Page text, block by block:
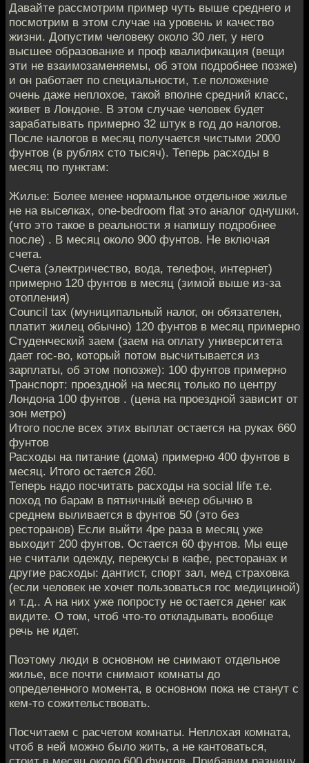
Давайте рассмотрим пример чуть выше среднего и
посмотрим в этом случае на уровень и качество
жизни. Допустим человеку около 30 лет, у него
высшее образование и проф квалификация (вещи
эти не взаимозаменяемы, об этом подробнее позже)
и он работает по специальности, т.е положение
очень даже неплохое, такой вполне средний класс,
живет в Лондоне. В этом случае человек будет
зарабатывать примерно 32 штук в год до налогов.
После налогов в месяц получается чистыми 2000
фунтов (в рублях сто тысяч). Теперь расходы в
месяц по пунктам:
Жилье: Более менее нормальное отдельное жилье
не на выселках, one-bedroom flat это аналог однушки.
(что это такое в реальности я напишу подробнее
после) . В месяц около 900 фунтов. Не включая
счета.
Счета (электричество, вода, телефон, интернет)
примерно 120 фунтов в месяц (зимой выше из-за
отопления)
Council tax (муниципальный налог, он обязателен,
платит жилец обычно) 120 фунтов в месяц примерно
Студенческий заем (заем на оплату университета
дает гос-во, который потом высчитывается из
зарплаты, об этом попозже): 100 фунтов примерно
Транспорт: проездной на месяц только по центру
Лондона 100 фунтов . (цена на проездной зависит от
зон метро)
Итого после всех этих выплат остается на руках 660
фунтов
Расходы на питание (дома) примерно 400 фунтов в
месяц. Итого остается 260.
Теперь надо посчитать расходы на social life т.е.
поход по барам в пятничный вечер обычно в
среднем выливается в фунтов 50 (это без
ресторанов) Если выйти 4ре раза в месяц уже
выходит 200 фунтов. Остается 60 фунтов. Мы еще
не считали одежду, перекусы в кафе, ресторанах и
другие расходы: дантист, спорт зал, мед страховка
(если человек не хочет пользоваться гос медициной)
и т.д.. А на них уже попросту не остается денег как
видите. О том, чтоб что-то откладывать вообще
речь не идет.
Поэтому люди в основном не снимают отдельное
жилье, все почти снимают комнаты до
определенного момента, в основном пока не станут с
кем-то сожительствовать.
Посчитаем с расчетом комнаты. Неплохая комната,
чтоб в ней можно было жить, а не кантоваться,